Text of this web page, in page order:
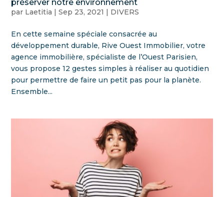
préserver notre environnement
par Laetitia |Sep 23, 2021 DIVERS
En cette semaine spéciale consacrée au
développement durable, Rive Ouest Immobilier, votre
agence immobilière, spécialiste de l’Ouest Parisien,
vous propose 12 gestes simples à réaliser au quotidien
pour permettre de faire un petit pas pour la planète.
Ensemble...